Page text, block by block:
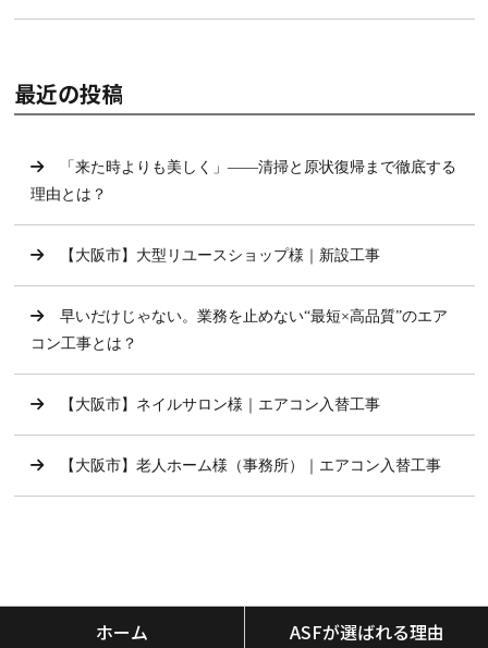
最近の投稿
「来た時よりも美しく」——清掃と原状復帰まで徹底する
理由とは？
【大阪市】大型リユースショップ様｜新設工事
早いだけじゃない。業務を止めない“最短×高品質”のエア
コン工事とは？
【大阪市】ネイルサロン様｜エアコン入替工事
【大阪市】老人ホーム様（事務所）｜エアコン入替工事
ホーム ASFが選ばれる理由